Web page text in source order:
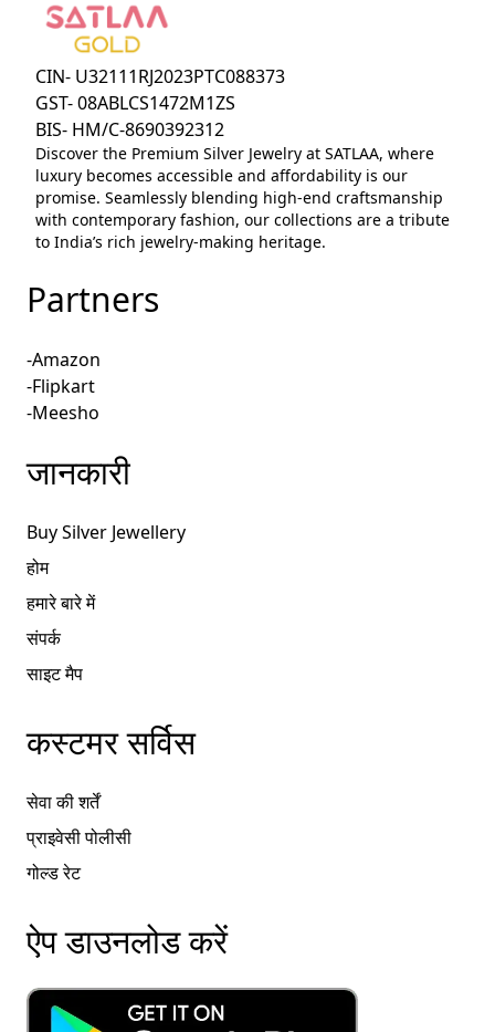
CIN- U32111RJ2023PTC088373
GST- 08ABLCS1472M1ZS
BIS- HM/C-8690392312
Discover the Premium Silver Jewelry at SATLAA, where
luxury becomes accessible and affordability is our
promise. Seamlessly blending high-end craftsmanship
with contemporary fashion, our collections are a tribute
to India’s rich jewelry-making heritage.
Partners
-Amazon
-Flipkart
-Meesho
जानकारी
Buy Silver Jewellery
होम
हमारे बारे में
संपर्क
साइट मैप
कस्टमर सर्विस
सेवा की शर्तें
प्राइवेसी पोलीसी
गोल्ड रेट
ऐप डाउनलोड करें